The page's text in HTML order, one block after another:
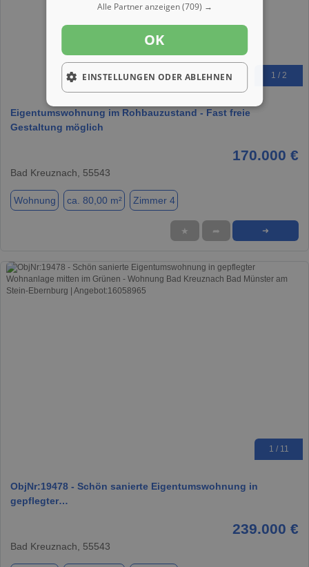
1 / 2
Eigentumswohnung im Rohbauzustand - Fast freie
Gestaltung möglich
170.000 €
Bad Kreuznach, 55543
Wohnung ca. 80,00 m² Zimmer 4
★ ➦ ➜
1 / 11
ObjNr:19478 - Schön sanierte Eigentumswohnung in
gepflegter…
239.000 €
Bad Kreuznach, 55543
Alle Partner anzeigen(709) →
OK
EINSTELLUNGEN ODER ABLEHNEN